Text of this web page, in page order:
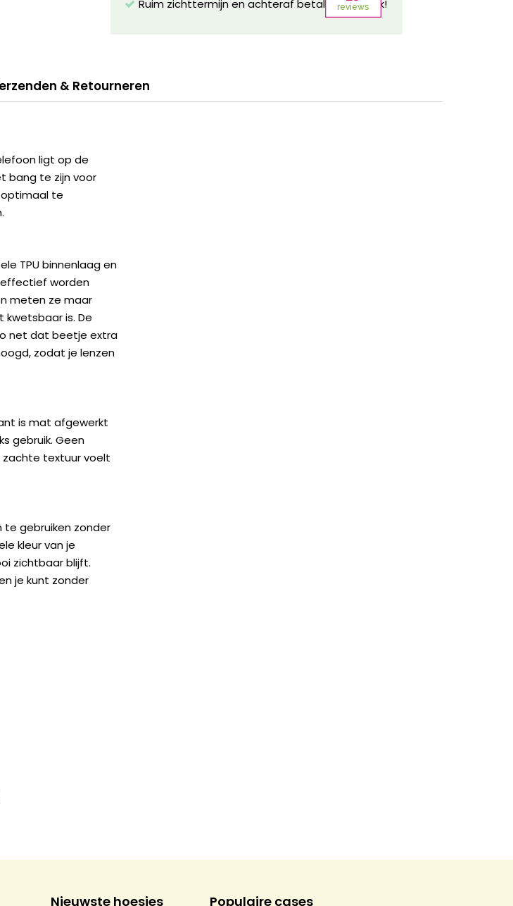
Ruim zichttermijn en achteraf betalen mogelijk!
& Retourneren
ligt op de
bang te zijn voor
te
TPU binnenlaag en
worden
meten ze maar
is. De
net dat beetje extra
zodat je lenzen
is mat afgewerkt
gebruik. Geen
zachte textuur voelt
gebruiken zonder
kleur van je
zichtbaar blijft.
je kunt zonder
Nieuwste hoesjes Populaire cases